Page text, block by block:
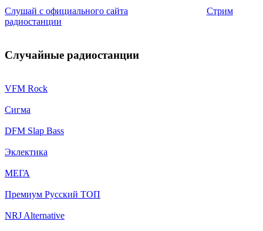
Слушай с официального сайта
Стрим
радиостанции
Случайные радиостанции
VFM Rock
Сигма
DFM Slap Bass
Эклектика
МЕГА
Премиум Русский ТОП
NRJ Alternative